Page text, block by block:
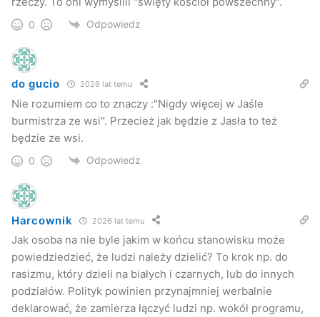
0 Odpowiedz
do gucio 2026 lat temu
Nie rozumiem co to znaczy :"Nigdy więcej w Jaśle
burmistrza ze wsi". Przecież jak będzie z Jasła to też
będzie ze wsi.
0 Odpowiedz
Harcownik 2026 lat temu
Jak osoba na nie byle jakim w końcu stanowisku może
powiedziedzieć, że ludzi należy dzielić? To krok np. do
rasizmu, który dzieli na białych i czarnych, lub do innych
podziałów. Polityk powinien przynajmniej werbalnie
deklarować, że zamierza łączyć ludzi np. wokół programu,